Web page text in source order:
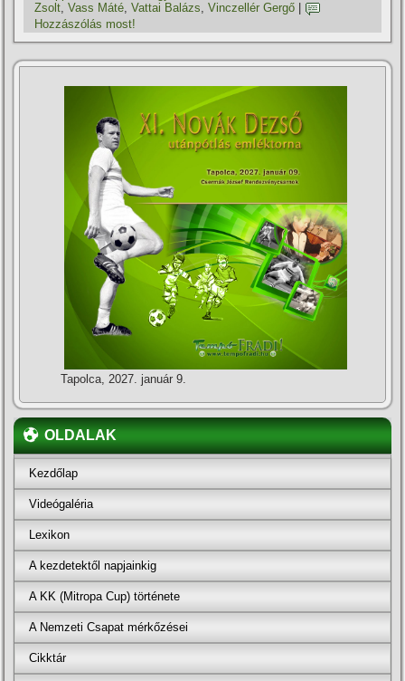
Zsolt,Vass Máté,Vattai Balázs,Vinczellér Gergő
Hozzászólás most!
Tapolca, 2027. január 9.
OLDALAK
Kezdőlap
Videógaléria
Lexikon
A kezdetektől napjainkig
A KK (Mitropa Cup) története
A Nemzeti Csapat mérkőzései
Cikktár